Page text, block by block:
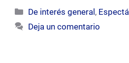
Categorías
De interés general ,
Deja un comentario